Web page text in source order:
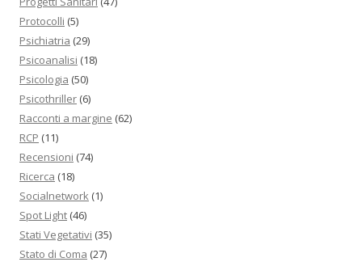
Protocolli (5)
Psichiatria (29)
Psicoanalisi (18)
Psicologia (50)
Psicothriller (6)
Racconti a margine (62)
RCP (11)
Recensioni (74)
Ricerca (18)
Socialnetwork (1)
Spot Light (46)
Stati Vegetativi (35)
Stato di Coma (27)